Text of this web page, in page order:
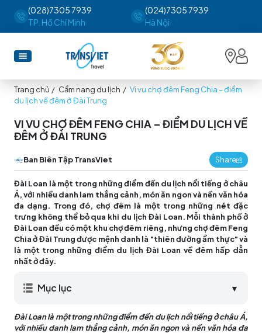
(028)7305 7939
TP. Hồ Chí Minh
(024)7305 7939
Hà Nội
Trang chủ / Cẩm nang du lịch / Vi vu chợ đêm Feng Chia – điểm
du lịch về đêm ở Đài Trung
VI VU CHỢ ĐÊM FENG CHIA – ĐIỂM DU LỊCH VỀ
ĐÊM Ở ĐÀI TRUNG
Ban Biên Tập TransViet Share
Đài Loan là một trong những điểm đến du lịch nổi tiếng ở châu
Á, với nhiều danh lam thắng cảnh, món ăn ngon và nền văn hóa
đa dạng. Trong đó, chợ đêm là một trong những nét đặc
trưng không thể bỏ qua khi du lịch Đài Loan. Mỗi thành phố ở
Đài Loan đều có một khu chợ đêm riêng, nhưng chợ đêm Feng
Chia ở Đài Trung được mệnh danh là "thiên đường ẩm thực" và
là một trong những điểm du lịch Đài Loan về đêm hấp dẫn
nhất ở đây.
Mục lục ▼
Đài Loan là một trong những điểm đến du lịch nổi tiếng ở châu Á,
với nhiều danh lam thắng cảnh, món ăn ngon và nền văn hóa đa